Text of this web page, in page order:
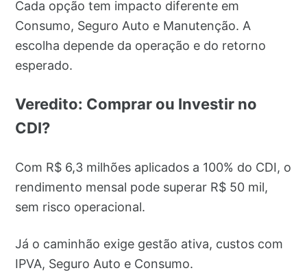
Cada opção tem impacto diferente em
Consumo, Seguro Auto e Manutenção. A
escolha depende da operação e do retorno
esperado.
Veredito: Comprar ou Investir no
CDI?
Com R$ 6,3 milhões aplicados a 100% do CDI, o
rendimento mensal pode superar R$ 50 mil,
sem risco operacional.
Já o caminhão exige gestão ativa, custos com
IPVA, Seguro Auto e Consumo.